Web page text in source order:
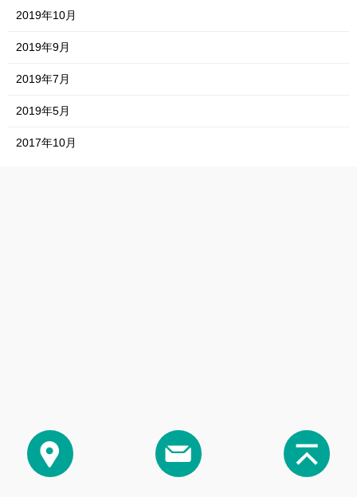
2019年10月
2019年9月
2019年7月
2019年5月
2017年10月